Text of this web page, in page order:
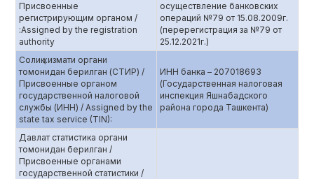
Присвоенные
регистрирующим органом /
:Assigned by the registration
authority
осуществление банковских
операций №79 от 15.08.2009г.
(перерегистрация за №79 от
25.12.2021г.)
Солиқ хизмати органи
томонидан берилган (СТИР) /
Присвоенные органом
государственной налоговой
службы (ИНН) / Assigned by the
state tax service (TIN):
ИНН банка – 207018693
(Государственная налоговая
инспекция Яшнабадского
района города Ташкента)
Давлат статистика органи
томонидан берилган /
Присвоенные органами
государственной статистики /